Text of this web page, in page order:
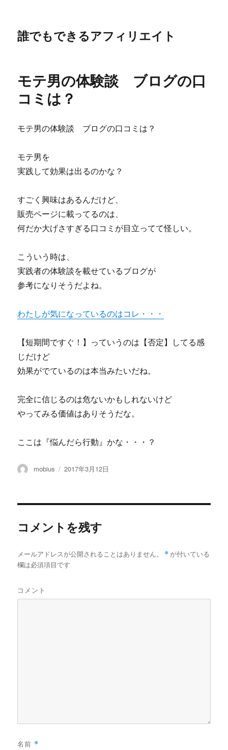
誰でもできるアフィリエイト
モテ男の体験談 ブログの口
コミは？
モテ男の体験談 ブログの口コミは？
モテ男を
実践して効果は出るのかな？
すごく興味はあるんだけど、
販売ページに載ってるのは、
何だか大げさすぎる口コミが目立ってて怪しい。
こういう時は、
実践者の体験談を載せているブログが
参考になりそうだよね。
わたしが気になっているのはコレ・・・
【短期間ですぐ！】っていうのは【否定】してる感
じだけど
効果がでているのは本当みたいだね。
完全に信じるのは危ないかもしれないけど
やってみる価値はありそうだな。
ここは『悩んだら行動』かな・・・？
投
mobius
投
2017年3月12日
コメントを残す
メールアドレスが公開されることはありません。 * が付いている
欄は必須項目です
コメント
名前 *